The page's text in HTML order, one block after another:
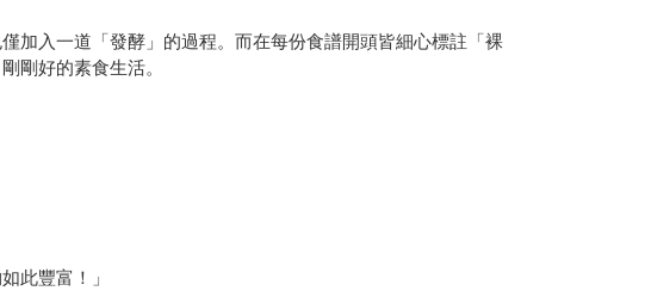
加入一道「發酵」的過程。而在每份食譜開頭皆細心標註「裸
剛好的素食生活。
此豐富！」